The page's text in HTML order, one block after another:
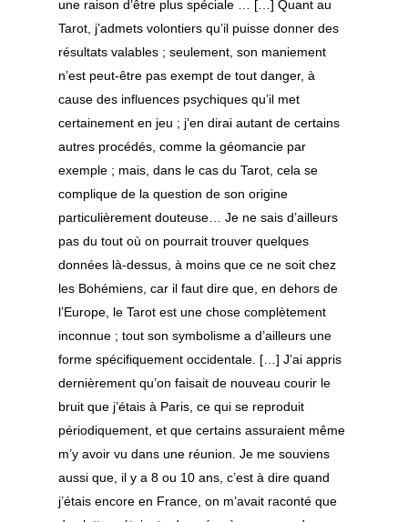
une raison d’être plus spéciale … […] Quant au
Tarot, j’admets volontiers qu’il puisse donner des
résultats valables ; seulement, son maniement
n’est peut-être pas exempt de tout danger, à
cause des influences psychiques qu’il met
certainement en jeu ; j’en dirai autant de certains
autres procédés, comme la géomancie par
exemple ; mais, dans le cas du Tarot, cela se
complique de la question de son origine
particulièrement douteuse… Je ne sais d’ailleurs
pas du tout où on pourrait trouver quelques
données là-dessus, à moins que ce ne soit chez
les Bohémiens, car il faut dire que, en dehors de
l’Europe, le Tarot est une chose complètement
inconnue ; tout son symbolisme a d’ailleurs une
forme spécifiquement occidentale. […] J’ai appris
dernièrement qu’on faisait de nouveau courir le
bruit que j’étais à Paris, ce qui se reproduit
périodiquement, et que certains assuraient même
m’y avoir vu dans une réunion. Je me souviens
aussi que, il y a 8 ou 10 ans, c’est à dire quand
j’étais encore en France, on m’avait raconté que
Découvrir le
FAQ notions de base
FAQ le soufisme en
Les principes du
L’expérience
Sources
Un point de vue soufi
Pratiquer le
Les pratiques
Islam et soufisme
Le cheminement
Voie du cœur
Guides spirituels
Approfondir le
soufisme
Initiation et
Prophètes et saints
Arts et poèmes
Arts & culture
Samaa – chant
Orient et occident
Sagesses
Compte rendus de
La Voie Qadiriya
Boutchichiya
Présentation
Sidi Hamza
Sheykh sidi Hamza
Sheykh sidi Jamal
Sidi Mounir
Calendrier &
Rencontres
Alès
Avignon
Contact